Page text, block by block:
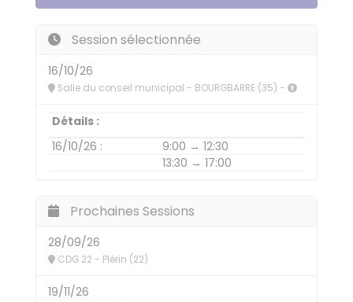
Session sélectionnée
16/10/26
Salle du conseil municipal - BOURGBARRE (35) -
Détails :
16/10/26 :
9:00 → 12:30
13:30 → 17:00
Prochaines Sessions
28/09/26
CDG 22 - Plérin (22)
19/11/26